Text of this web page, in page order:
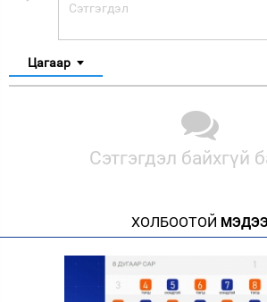
Цагаар
Сэтгэгдэл байхгүй
ХОЛБООТОЙ